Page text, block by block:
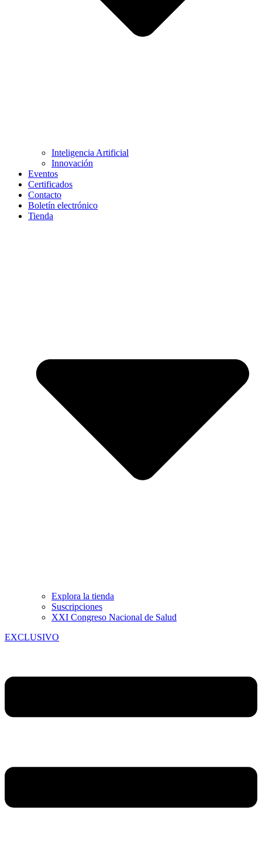
Inteligencia Artificial
Innovación
Eventos
Certificados
Contacto
Boletín electrónico
Tienda
Explora la tienda
Suscripciones
XXI Congreso Nacional de Salud
EXCLUSIVO